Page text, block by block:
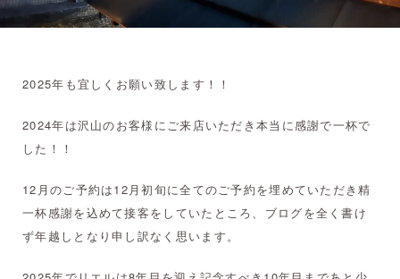
2025年も宜しくお願い致します！！
2024年は沢山のお客様にご来店いただき本当に感謝で一杯で
した！！
12月のご予約は12月初旬に全てのご予約を埋めていただき精
一杯感謝を込めて接客をしていたところ、ブログを全く書け
ず年越しとなり申し訳なく思います。